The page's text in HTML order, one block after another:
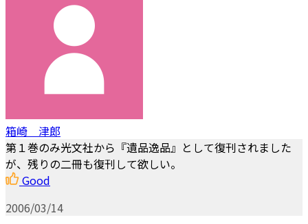
箱崎 津郎
第１巻のみ光文社から『遺品逸品』として復刊されました
が、残りの二冊も復刊して欲しい。
Good
2006/03/14